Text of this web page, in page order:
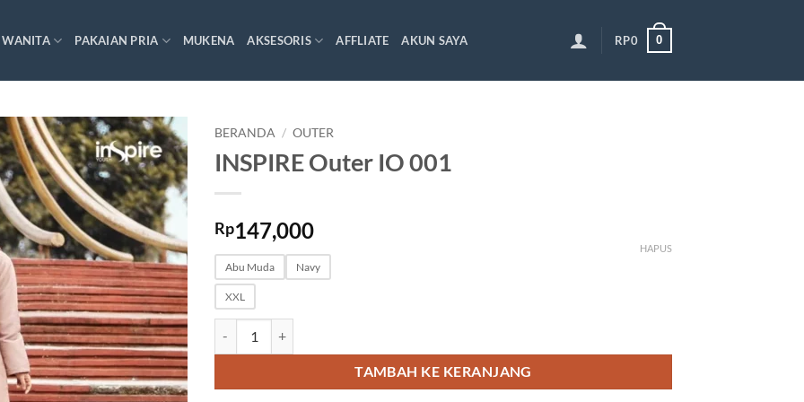
PAKAIAN PRIA MUKENA AKSESORIS AFFLIATE AKUN SAYA RP0 0
BERANDA / OUTER
INSPIRE Outer IO 001
Rp147,000
Abu Muda Navy
XXL
HAPUS
TAMBAH KE KERANJANG